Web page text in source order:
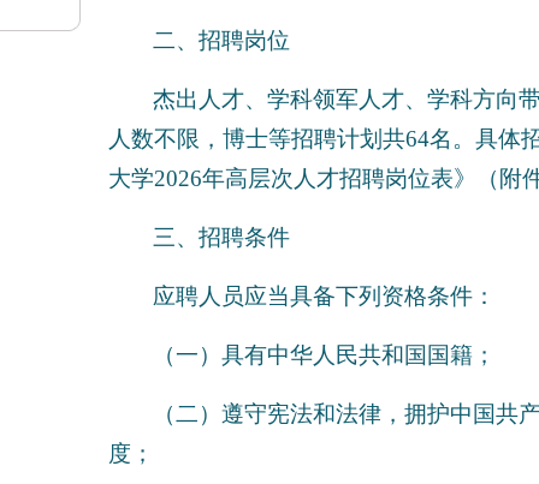
二、招聘岗位
杰出人才、学科领军人才、学科方向
人数不限，博士等招聘计划共64名。具体
大学2026年高层次人才招聘岗位表》（附
三、招聘条件
应聘人员应当具备下列资格条件：
（一）具有中华人民共和国国籍；
（二）遵守宪法和法律，拥护中国共
度；